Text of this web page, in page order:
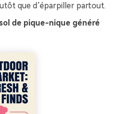
que d’éparpiller partout.
de pique-nique généré